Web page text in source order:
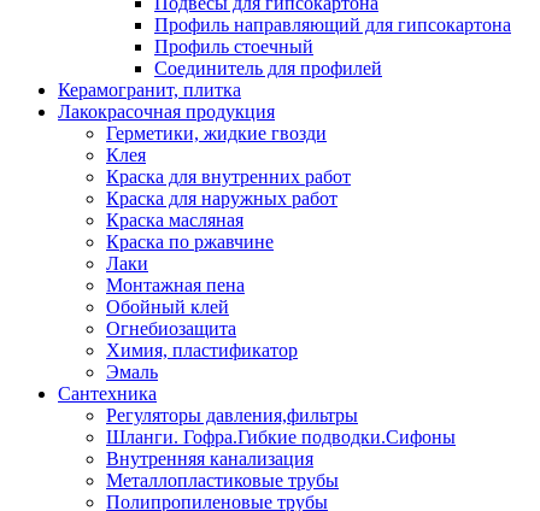
Профиль направляющий для гипсокартона
Профиль стоечный
Соединитель для профилей
Керамогранит, плитка
Лакокрасочная продукция
Герметики, жидкие гвозди
Клея
Краска для внутренних работ
Краска для наружных работ
Краска масляная
Краска по ржавчине
Лаки
Монтажная пена
Обойный клей
Огнебиозащита
Химия, пластификатор
Эмаль
Сантехника
Регуляторы давления,фильтры
Шланги. Гофра.Гибкие подводки.Сифоны
Внутренняя канализация
Металлопластиковые трубы
Полипропиленовые трубы